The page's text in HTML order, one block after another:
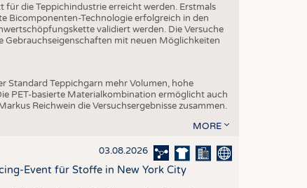
die Teppichindustrie erreicht werden. Erstmals
Bicomponenten-Technologie erfolgreich in den
validiert werden. Die Versuche
Gebrauchseigenschaften mit neuen Möglichkeiten
Standard Teppichgarn mehr Volumen, hohe
PET-basierte Materialkombination ermöglicht auch
Reichwein die Versuchsergebnisse zusammen.
MORE
03.08.2026
Event für Stoffe in New York City